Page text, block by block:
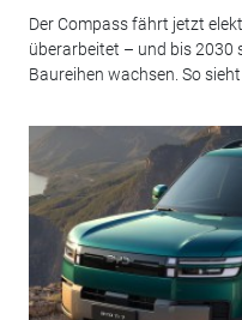
Der Compass fährt jetzt
überarbeitet – und bis 2030
Baureihen wachsen. So